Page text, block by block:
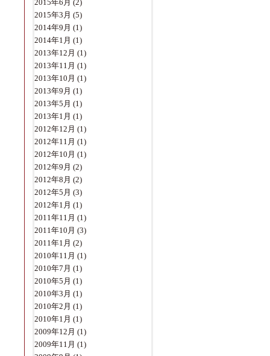
2015年6月 (2)
2015年3月 (5)
2014年9月 (1)
2014年1月 (1)
2013年12月 (1)
2013年11月 (1)
2013年10月 (1)
2013年9月 (1)
2013年5月 (1)
2013年1月 (1)
2012年12月 (1)
2012年11月 (1)
2012年10月 (1)
2012年9月 (2)
2012年8月 (2)
2012年5月 (3)
2012年1月 (1)
2011年11月 (1)
2011年10月 (3)
2011年1月 (2)
2010年11月 (1)
2010年7月 (1)
2010年5月 (1)
2010年3月 (1)
2010年2月 (1)
2010年1月 (1)
2009年12月 (1)
2009年11月 (1)